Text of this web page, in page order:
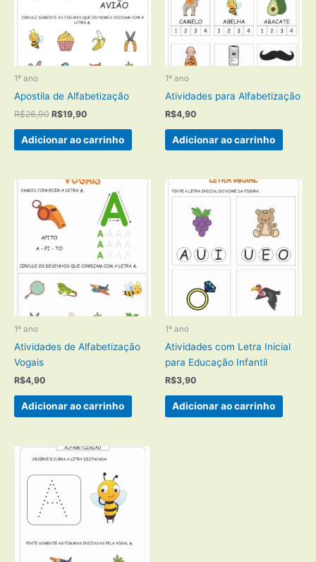
1º ano
Apostila de Alfabetização
R$26,90 O
original
R$19,90O
atual
é:
Adicionar ao carrinho
1º ano
Atividades para Alfabetização
R$4,90
Adicionar ao carrinho
1º ano
Atividades de Alfabetização
Vogais
R$4,90
Adicionar ao carrinho
1º ano
Atividades com Letra Inicial
para Educação Infantil
R$3,90
Adicionar ao carrinho